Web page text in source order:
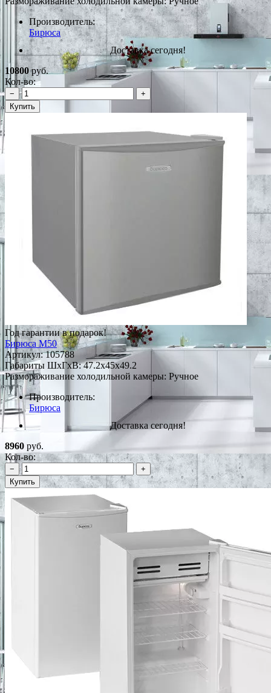
Производитель:
Бирюса
Доставка сегодня!
10800руб.
Кол-во:
−
+
Купить
Год гарантии в подарок!
Бирюса M50
Артикул:105788
Габариты ШxГxВ: 47.2x45x49.2
Размораживание холодильной камеры: Ручное
Производитель:
Бирюса
Доставка сегодня!
8960 руб.
Кол-во:
−
+
Купить